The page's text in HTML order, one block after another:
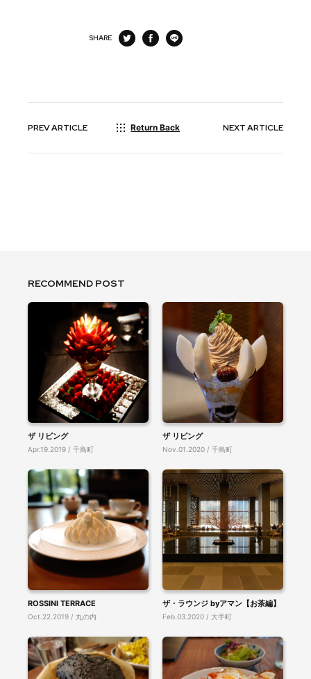
SHARE
PREVARTICLE Return Back NEXTARTICLE
RECOMMEND POST
ザ リビング
Apr.19.2019 / 千鳥町
ザ リビング
Nov.01.2020 / 千鳥町
ROSSINI TERRACE
Oct.22.2019 / 丸の内
ザ・ラウンジ byアマン【お茶編】
Feb.03.2020 / 大手町